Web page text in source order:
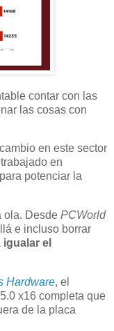
contar con las
las cosas con
en este sector
en
potenciar la
ola. Desde PCWorld
e incluso borrar
igualar el
Hardware, el
x16 completa que
de la placa